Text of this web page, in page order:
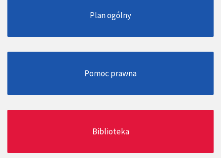
Plan ogólny
Pomoc prawna
Biblioteka